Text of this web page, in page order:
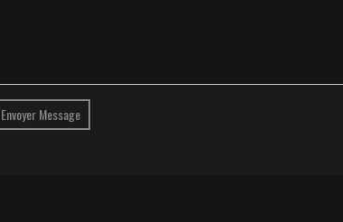
Envoyer Message